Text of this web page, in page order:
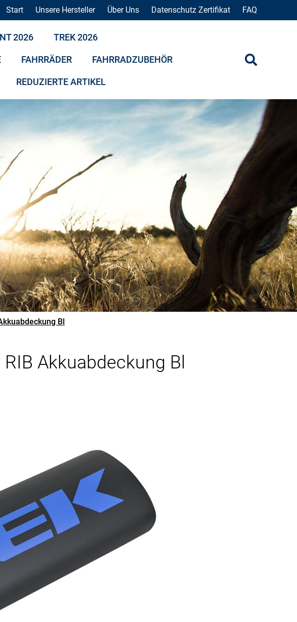
Start Unsere Hersteller Über Uns Datenschutz Zertifikat FAQ
2026 TREK 2026
FAHRRÄDER FAHRRADZUBEHÖR
REDUZIERTE ARTIKEL
Bl
Akkuabdeckung Bl